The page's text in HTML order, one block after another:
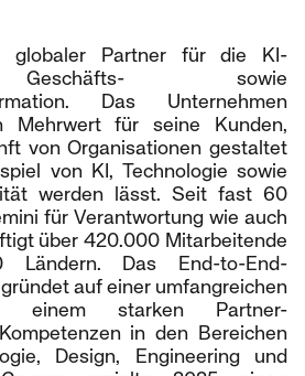
globaler Partner für die KI-
sowie
Das Unternehmen
Mehrwert für seine Kunden,
von Organisationen gestaltet
von KI, Technologie sowie
werden lässt. Seit fast 60
für Verantwortung wie auch
über 420.000 Mitarbeitende
Das End-to-End-
auf einer umfangreichen
einem starken Partner-
in den Bereichen
Design, Engineering und